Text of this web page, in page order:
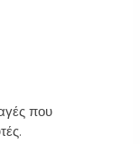
που